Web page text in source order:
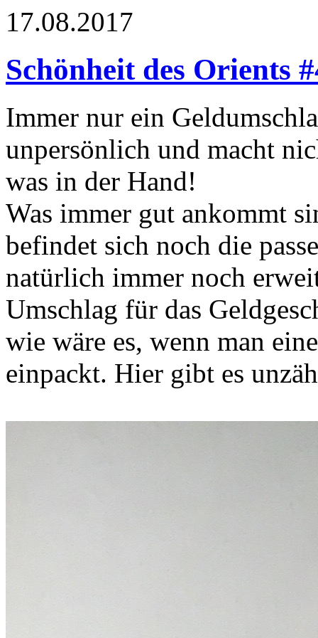
17.08.2017
Schönheit des Orients
Immer nur ein
unpersönlich und macht
was in der Hand!
Was immer gut ankommt
befindet sich noch die
natürlich immer noch
Umschlag für das
wie wäre es, wenn man
einpackt. Hier gibt es